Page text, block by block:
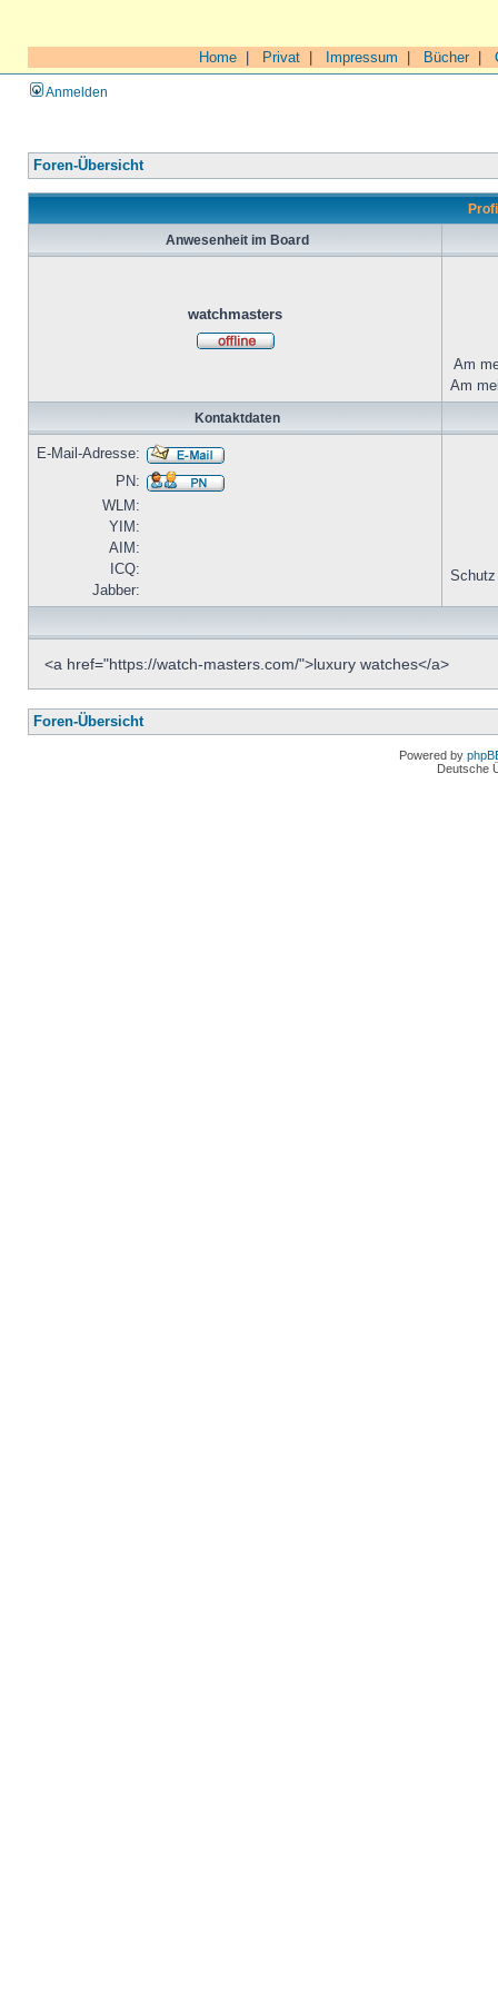
Home Privat Impressum Bücher|
Anmelden
Foren-Übersicht
Anwesenheit im Board
watchmasters
Am
Am
Kontaktdaten
E-Mail-Adresse:
PN:
WLM:
YIM:
AIM:
ICQ:
Jabber:
Schutz
<a href="https://watch-masters.com/">luxury watches</a>
Foren-Übersicht
Powered by
Deutsche